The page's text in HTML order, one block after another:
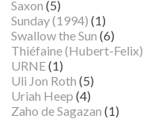
Saxon (5)
Sunday (1994) (1)
Swallow the Sun (6)
Thiéfaine (Hubert-Felix)
URNE(1)
Uli Jon Roth (5)
Uriah Heep (4)
Zaho de Sagazan (1)